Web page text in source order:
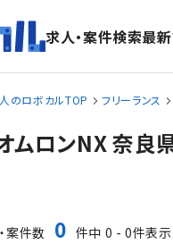
求人・案件検索最
のロボカルTOP フリーランス
ムロンNX 奈良
案件数 0 件中 0 - 0件表示